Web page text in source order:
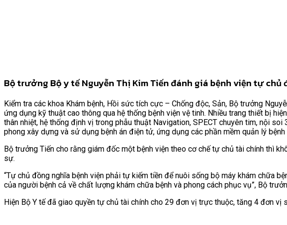
Bộ trưởng Bộ y tế Nguyễn Thị Kim Tiến đánh giá bệnh viện tự
Kiểm tra các khoa Khám bệnh, Hồi sức tích cực – Chống độc, Sản, Bộ trưởng
ứng dụng kỹ thuật cao thông qua hệ thống bệnh viện vệ tinh. Nhiều trang thiết bị
thân nhiệt, hệ thống định vị trong phẫu thuật Navigation, SPECT chuyên tim, nội
phong xây dựng và sử dụng bệnh án điện tử, ứng dụng các phần mềm quản lý bệnh
Bộ trưởng Tiến cho rằng giám đốc một bệnh viện theo cơ chế tự chủ tài chính thì
sự.
“Tự chủ đồng nghĩa bệnh viện phải tự kiếm tiền để nuôi sống bộ máy khám chữa
của người bệnh cả về chất lượng khám chữa bệnh và phong cách phục vụ”, Bộ
Hiện Bộ Y tế đã giao quyền tự chủ tài chính cho 29 đơn vị trực thuộc, tăng 4 đơn